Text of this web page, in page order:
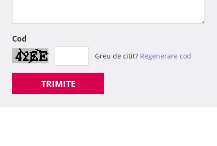
Cod
Greu de citit? Regenerare cod
TRIMITE